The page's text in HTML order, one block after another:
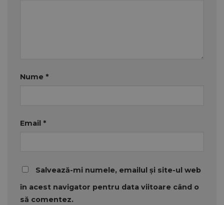
Nume *
Email *
Salvează-mi numele, emailul și site-ul web
în acest navigator pentru data viitoare când o
să comentez.